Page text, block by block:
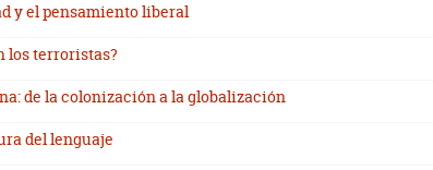
y el pensamiento liberal
los terroristas?
de la colonización a la globalización
del lenguaje